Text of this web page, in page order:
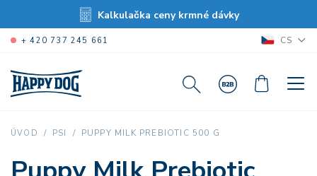
Kalkulačka ceny krmné dávky
+ 420 737 245 661 CS
ÚVOD PSI PUPPY MILK PREBIOTIC 500 G